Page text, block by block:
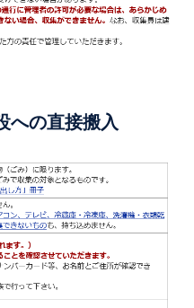
への直接搬入